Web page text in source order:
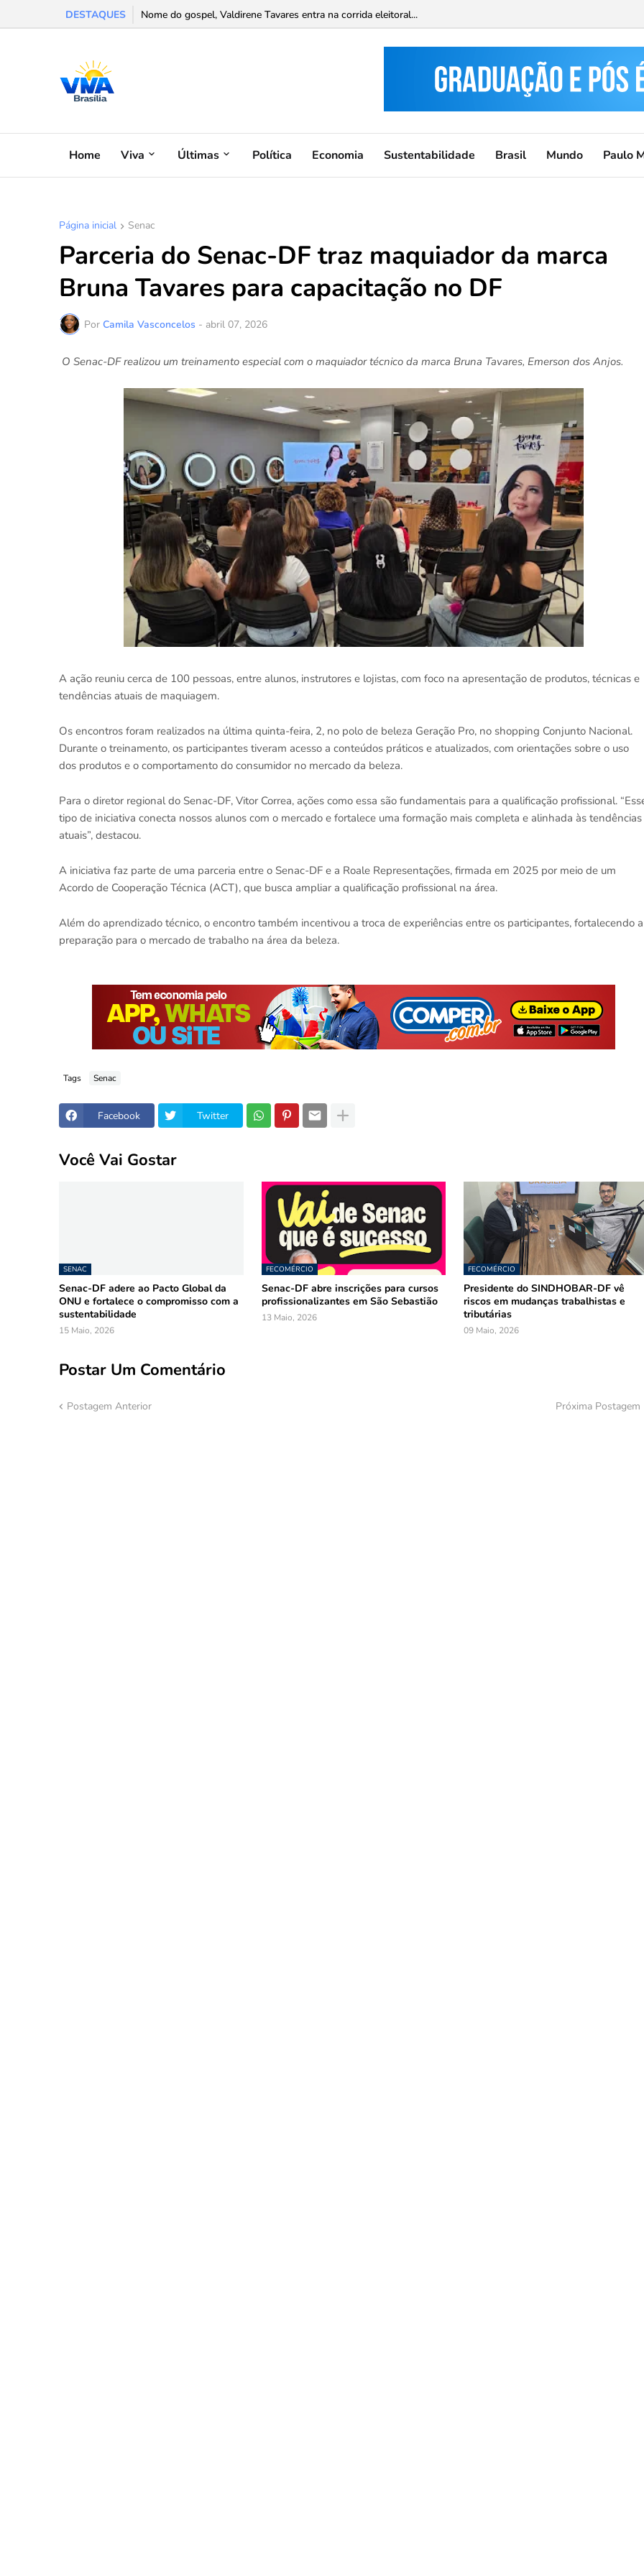
DESTAQUES Confira a programação cultural e turística do DF para este fim de semana...
Home Viva Últimas Política Economia Sustentabilidade Brasil Mundo Paulo
Página inicial Senac
Parceria do Senac-DF traz maquiador da marca
Bruna Tavares para capacitação no DF
Por Camila Vasconcelos - abril 07, 2026
O Senac-DF realizou um treinamento especial com o maquiador técnico da marca Bruna Tavares, Emerson dos Anjos.
A ação reuniu cerca de 100 pessoas, entre alunos, instrutores e lojistas, com foco na apresentação de produtos, técnicas e
tendências atuais de maquiagem.
Os encontros foram realizados na última quinta-feira, 2, no polo de beleza Geração Pro, no shopping Conjunto Nacional.
Durante o treinamento, os participantes tiveram acesso a conteúdos práticos e atualizados, com orientações sobre o uso
dos produtos e o comportamento do consumidor no mercado da beleza.
Para o diretor regional do Senac-DF, Vitor Correa, ações como essa são fundamentais para a qualificação profissional.
tipo de iniciativa conecta nossos alunos com o mercado e fortalece uma formação mais completa e alinhada às tendências
atuais”, destacou.
A iniciativa faz parte de uma parceria entre o Senac-DF e a Roale Representações, firmada em 2025 por meio de um
Acordo de Cooperação Técnica (ACT), que busca ampliar a qualificação profissional na área.
Além do aprendizado técnico, o encontro também incentivou a troca de experiências entre os participantes, fortalecendo a
preparação para o mercado de trabalho na área da beleza.
Tags Senac
Facebook Twitter
Você Vai Gostar
SENAC
Senac-DF adere ao Pacto Global da
ONU e fortalece o compromisso com a
sustentabilidade
15 Maio, 2026
FECOMÉRCIO
Senac-DF abre inscrições para cursos
profissionalizantes em São Sebastião
13 Maio, 2026
FECOMÉRCIO
Presidente do SINDHOBAR-DF vê
riscos em mudanças trabalhistas e
tributárias
09 Maio, 2026
Postar Um Comentário
Postagem Anterior Próxima Postagem